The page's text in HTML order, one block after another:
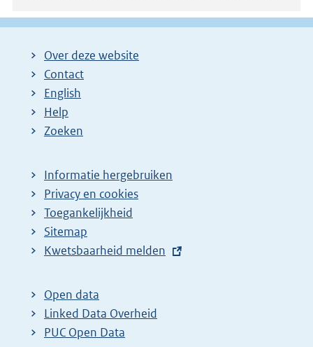
Over deze website
Contact
English
Help
Zoeken
Informatie hergebruiken
Privacy en cookies
Toegankelijkheid
Sitemap
E
t
e
r
Kwetsbaarheid melden
Open data
Linked Data Overheid
PUC Open Data